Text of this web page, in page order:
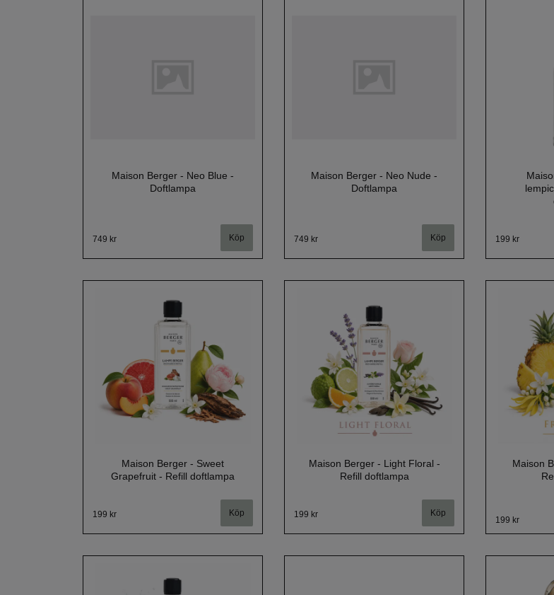
Maison Berger - Neo Blue -
Doftlampa
749 kr
Maison Berger - Neo Nude -
Doftlampa
749 kr 199 kr
Maison Berger - Sweet
Grapefruit - Refill doftlampa
199 kr
Maison Berger - Light Floral -
Refill doftlampa
199 kr
Maison
199 kr